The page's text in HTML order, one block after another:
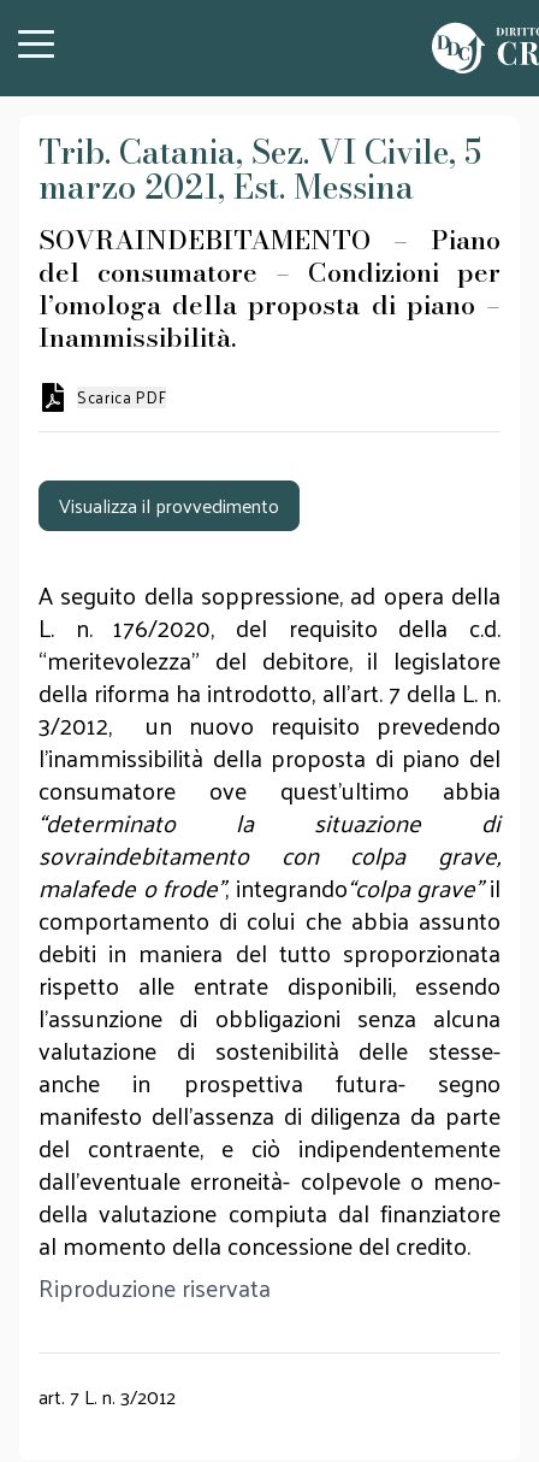
Trib. Catania, Sez. VI Civile, 5
marzo 2021, Est. Messina
SOVRAINDEBITAMENTO – Piano
del consumatore – Condizioni per
l’omologa della proposta di piano –
Inammissibilità.
Scarica PDF
Visualizza il provvedimento
A seguito della soppressione, ad opera della
L. n. 176/2020, del requisito della c.d.
“meritevolezza” del debitore, il legislatore
della riforma ha introdotto, all’art. 7 della L. n.
3/2012, un nuovo requisito prevedendo
l’inammissibilità della proposta di piano del
consumatore ove quest’ultimo abbia
“determinato la situazione di
sovraindebitamento con colpa grave,
malafede o frode”, integrando“colpa grave”il
comportamento di colui che abbia assunto
debiti in maniera del tutto sproporzionata
rispetto alle entrate disponibili, essendo
l’assunzione di obbligazioni senza alcuna
valutazione di sostenibilità delle stesse-
anche in prospettiva futura- segno
manifesto dell’assenza di diligenza da parte
del contraente, e ciò indipendentemente
dall’eventuale erroneità- colpevole o meno-
della valutazione compiuta dal finanziatore
al momento della concessione del credito.
Riproduzione riservata
art. 7 L. n. 3/2012